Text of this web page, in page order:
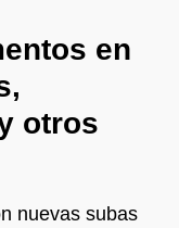
en
otros
nuevas subas